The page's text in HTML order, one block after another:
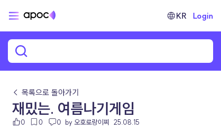
KR Login
← 목록으로 돌아가기
재밌는. 여름나기게임
0 0 0 by 오호로랑이찌 25.08.15